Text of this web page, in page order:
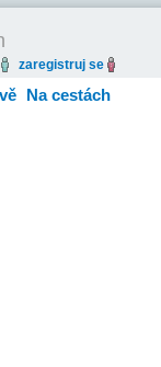
zaregistruj se
Na cestách